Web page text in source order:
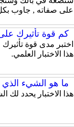
على صفاته , جاوب
كم قوة تأثيرك
اختبر مدى قوة
هذا الاختبار العلمي.
ما هو الشيء
هذا الاختبار يحدد